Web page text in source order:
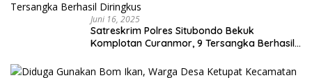
Juni 16, 2025
Satreskrim Polres Situbondo Bekuk
Komplotan Curanmor, 9 Tersangka Berhasil